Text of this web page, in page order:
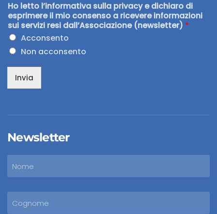
Ho letto l’informativa sulla privacy e dichiaro di
esprimere il mio consenso a ricevere informazioni
sui servizi resi dall’Associazione (newsletter) *
Acconsento
Non acconsento
Invia
Newsletter